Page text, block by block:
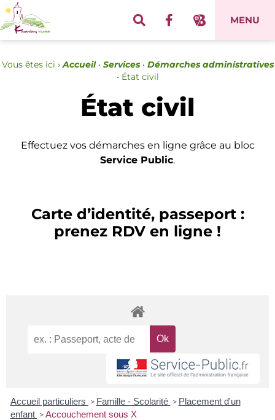
MENU
Vous êtes ici › Accueil• Services• Démarches administratives
• État civil
État civil
Effectuez vos démarches en ligne grâce au bloc
Service Public.
Carte d’identité, passeport :
prenez RDV en ligne !
Accueil particuliers > Famille - Scolarité > Placement d'un
enfant > Accouchement sous X
Panneau de gestion des cookies